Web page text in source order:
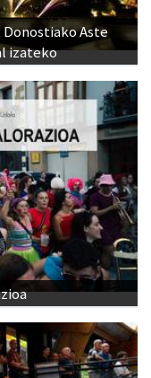
Aste
izateko